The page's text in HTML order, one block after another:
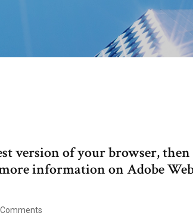
version of your browser, then
information on Adobe